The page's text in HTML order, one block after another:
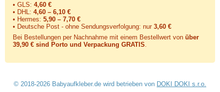
• GLS: 4,60 €
• DHL: 4,60 – 6,10 €
• Hermes: 5,90 – 7,70 €
• Deutsche Post - ohne Sendungsverfolgung: nur 3,60 €
Bei Bestellungen per Nachnahme mit einem Bestellwert von über
39,90 € sind Porto und Verpackung GRATIS
© 2018-2026 Babyaufkleber.de wird betrieben von DOKI DOKI s.r.o.